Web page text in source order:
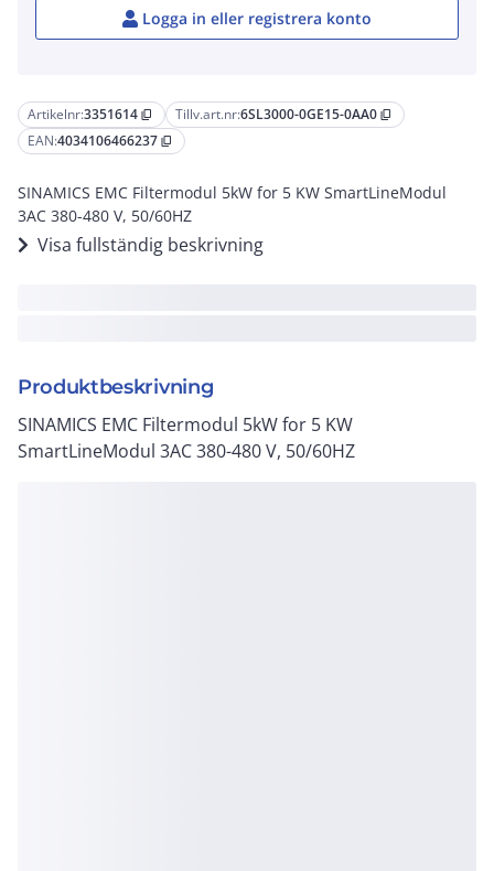
Artikelnr:3351614 content_copy Tillv.art.nr:6SL3000-0GE15-0AA0 content_copy
EAN:4034106466237 content_copy
SINAMICS EMC Filtermodul 5kW for 5 KW SmartLineModul
3AC 380-480 V, 50/60HZ
Visa fullständig beskrivning
Produktbeskrivning
SINAMICS EMC Filtermodul 5kW for 5 KW
SmartLineModul 3AC 380-480 V, 50/60HZ
Logga in eller registrera konto